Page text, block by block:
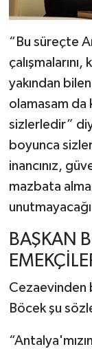
“Bu süreçte
çalışmalarını,
yakından
olamasam da
sizlerledir”
boyunca
inancınız,
mazbata
BAŞKAN
Cezaevinden
Böcek şu